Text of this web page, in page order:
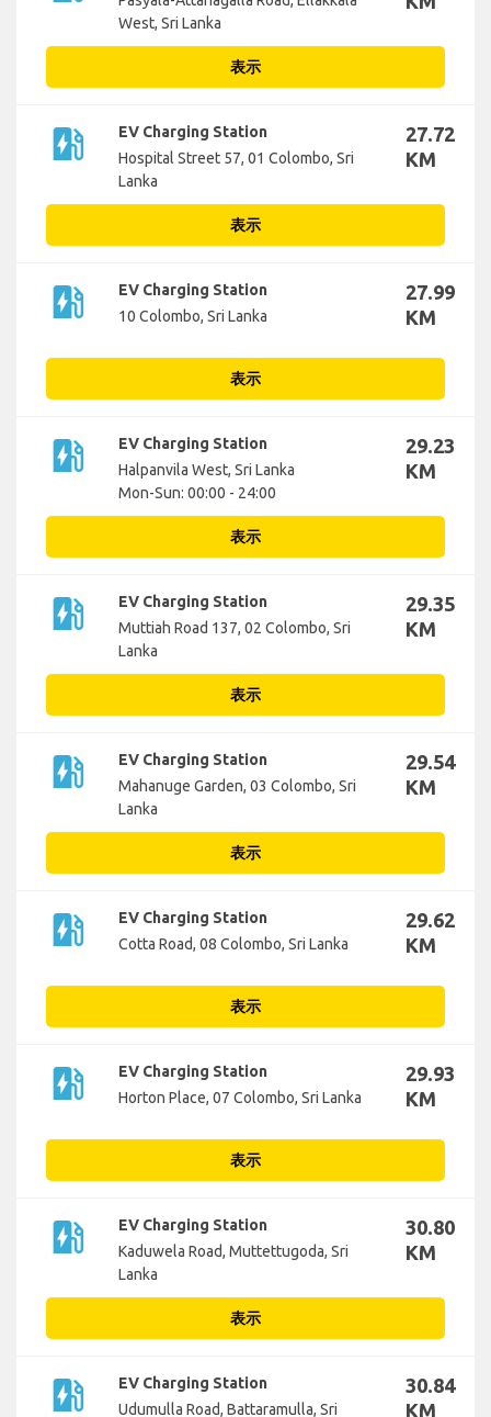
West, Sri Lanka
表示
ev_station
EV Charging Station
Hospital Street 57, 01 Colombo, Sri
Lanka
27.72
KM
表示
ev_station
EV Charging Station
10 Colombo, Sri Lanka
27.99
KM
表示
ev_station
EV Charging Station
Halpanvila West, Sri Lanka
Mon-Sun: 00:00 - 24:00
29.23
KM
表示
ev_station
EV Charging Station
Muttiah Road 137, 02 Colombo, Sri
Lanka
29.35
KM
表示
ev_station
EV Charging Station
Mahanuge Garden, 03 Colombo, Sri
Lanka
29.54
KM
表示
ev_station
EV Charging Station
Cotta Road, 08 Colombo, Sri Lanka
29.62
KM
表示
ev_station
EV Charging Station
Horton Place, 07 Colombo, Sri Lanka
29.93
KM
表示
ev_station
EV Charging Station
Kaduwela Road, Muttettugoda, Sri
Lanka
30.80
KM
表示
ev_station
EV Charging Station
Udumulla Road, Battaramulla, Sri
30.84
KM